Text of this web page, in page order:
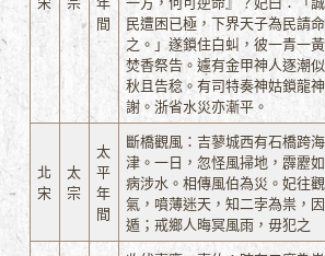
間
民遭困已極，下界天子為民請
之。」遂鎖住白虯，彼一青一
焚香祭告。遽有金甲神人逐潮
秋且告稔。有司特奏神姑鎖龍
謝。浙省水災亦漸平。
北
宋
太
宗
太
平
年
間
斷橋觀風：吉蓼城西有石橋跨
津。一日，忽怪風掃地，霹靂
病涉水。相傳風伯為災。妃往
氣，噴薄迷天，知二孛為祟，
遁；戒鄉人晦冥風雨，毋犯之